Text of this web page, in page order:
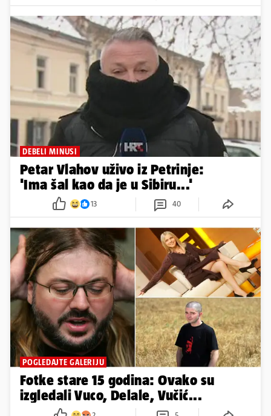
DEBELI MINUSI
Petar Vlahov uživo iz Petrinje:
'Ima šal kao da je u Sibiru...'
13 40
POGLEDAJTE GALERIJU
Fotke stare 15 godina: Ovako su
izgledali Vuco, Delale, Vučić...